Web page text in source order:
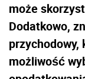
może
Dodatkowo,
przychodowy,
możliwość